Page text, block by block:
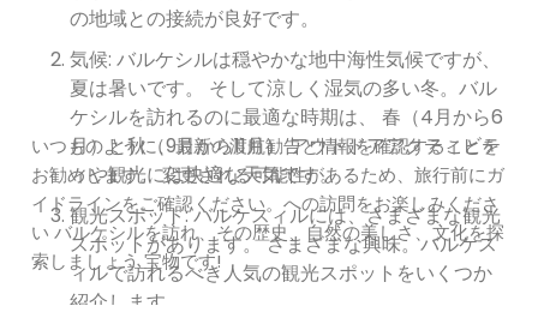
の地域との接続が良好です。
気候: バルケシルは穏やかな地中海性気候ですが、
夏は暑いです。 そして涼しく湿気の多い冬。バル
ケシルを訪れるのに最適な時期は、 春（4月から6
月）と秋（9月から11月） アウトドアアクティビテ
ィや観光には快適な天気です。
観光スポット: バルケスィルには、さまざまな観光
スポットがあります。 さまざまな興味。バルケス
ィルで訪れるべき人気の観光スポットをいくつか
紹介します。
いつものように、最新の渡航勧告と情報を確認することを
お勧めします。 変更される可能性があるため、旅行前にガ
イドラインをご確認ください。への訪問をお楽しみくださ
い バルケシルを訪れ、その歴史、自然の美しさ、文化を探
索しましょう 宝物です!